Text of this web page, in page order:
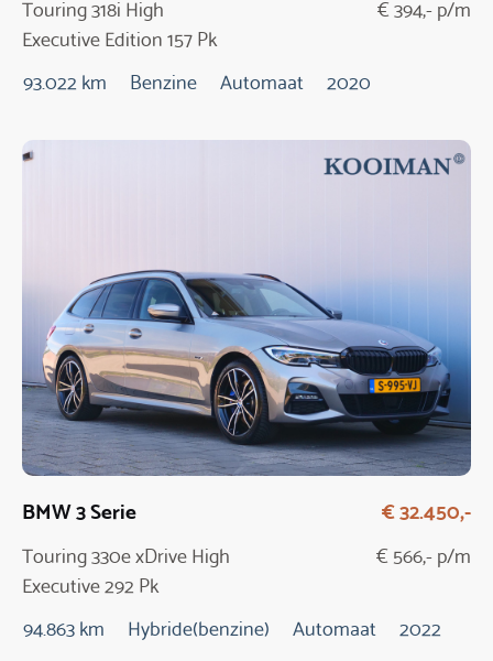
Touring 318i High
Executive Edition 157 Pk
Automaat
€ 394,- p/m
93.022 km Benzine Automaat 2020
BMW 3 Serie
Touring 330e xDrive High
Executive 292 Pk
Automaat
€ 32.450,-
€ 566,- p/m
94.863 km Hybride(benzine) Automaat 2022